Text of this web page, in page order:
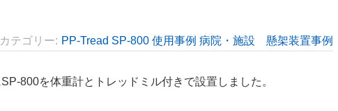
カテゴリー PP-Tread SP-800 使用事例 病院・施設 懸架装置事例
800を体重計とトレッドミル付きで設置しました。